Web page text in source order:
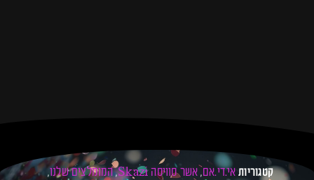
קטגוריות אי.די.אם, אשר סוויסה Skazi ,המומלצים שלנו,